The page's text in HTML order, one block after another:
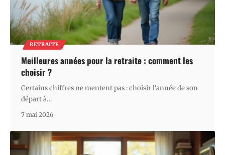
RETRAITE
Meilleures années pour la retraite : comment les
choisir ?
Certains chiffres ne mentent pas : choisir l'année de son
départ à…
7 mai 2026